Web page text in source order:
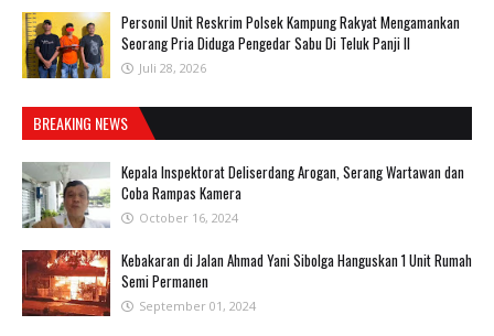
Personil Unit Reskrim Polsek Kampung Rakyat Mengamankan
Seorang Pria Diduga Pengedar Sabu Di Teluk Panji II
Juli 28, 2026
BREAKING NEWS
Kepala Inspektorat Deliserdang Arogan, Serang Wartawan dan
Coba Rampas Kamera
October 16, 2024
Kebakaran di Jalan Ahmad Yani Sibolga Hanguskan 1 Unit Rumah
Semi Permanen
September 01, 2024